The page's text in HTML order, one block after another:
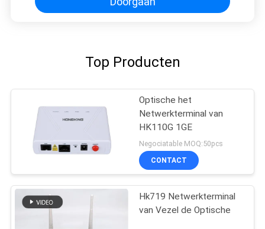
Top Producten
Optische het
Netwerkterminal van
HK110G 1GE
Negociatable MOQ:50pcs
CONTACT
Hk719 Netwerkterminal
van Vezel de Optische